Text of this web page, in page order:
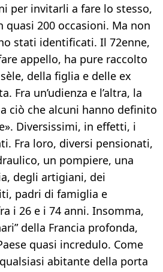
per invitarli a fare lo stesso,
200 occasioni. Ma non
stati identificati. Il 72enne,
appello, ha pure raccolto
della figlia e delle ex
Fra un’udienza e l’altra, la
ciò che alcuni hanno definito
Diversissimi, in effetti, i
Fra loro, diversi pensionati,
un pompiere, una
degli artigiani, dei
padri di famiglia e
i 26 e i 74 anni. Insomma,
della Francia profonda,
quasi incredulo. Come
abitante della porta